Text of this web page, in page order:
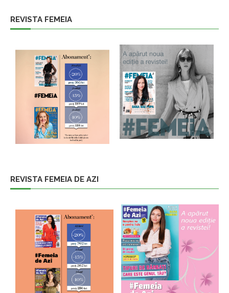
REVISTA FEMEIA
REVISTA FEMEIA DE AZI